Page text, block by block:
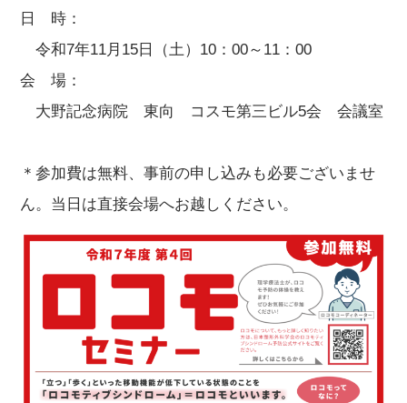
日 時：
令和7年11月15日（土）10：00～11：00
会 場：
大野記念病院 東向 コスモ第三ビル5会 会議室
＊参加費は無料、事前の申し込みも必要ございませ
ん。当日は直接会場へお越しください。